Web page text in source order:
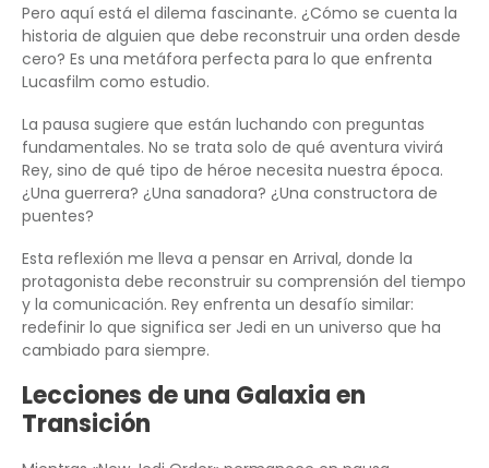
Pero aquí está el dilema fascinante. ¿Cómo se cuenta la
historia de alguien que debe reconstruir una orden desde
cero? Es una metáfora perfecta para lo que enfrenta
Lucasfilm como estudio.
La pausa sugiere que están luchando con preguntas
fundamentales. No se trata solo de qué aventura vivirá
Rey, sino de qué tipo de héroe necesita nuestra época.
¿Una guerrera? ¿Una sanadora? ¿Una constructora de
puentes?
Esta reflexión me lleva a pensar en Arrival, donde la
protagonista debe reconstruir su comprensión del tiempo
y la comunicación. Rey enfrenta un desafío similar:
redefinir lo que significa ser Jedi en un universo que ha
cambiado para siempre.
Lecciones de una Galaxia en
Transición